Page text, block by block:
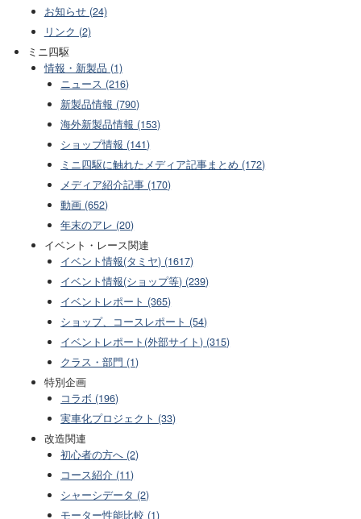
お知らせ (24)
リンク (2)
ミニ四駆
情報・新製品 (1)
ニュース (216)
新製品情報 (790)
海外新製品情報 (153)
ショップ情報 (141)
ミニ四駆に触れたメディア記事まとめ (172)
メディア紹介記事 (170)
動画 (652)
年末のアレ (20)
イベント・レース関連
イベント情報(タミヤ) (1617)
イベント情報(ショップ等) (239)
イベントレポート (365)
ショップ、コースレポート (54)
イベントレポート(外部サイト) (315)
クラス・部門 (1)
特別企画
コラボ (196)
実車化プロジェクト (33)
改造関連
初心者の方へ (2)
コース紹介 (11)
シャーシデータ (2)
モーター性能比較 (1)